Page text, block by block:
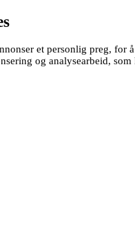
et personlig preg, for
og analysearbeid,